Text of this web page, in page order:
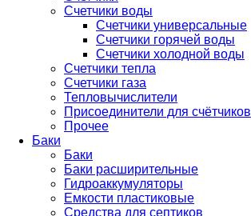
Счетчики воды
Счетчики универсальные
Счетчики горячей воды
Счетчики холодной воды
Счетчики тепла
Счетчики газа
Тепловычислители
Присоединители для счётчиков
Прочее
Баки
Баки
Баки расширительные
Гидроаккумуляторы
Емкости пластиковые
Средства для септиков